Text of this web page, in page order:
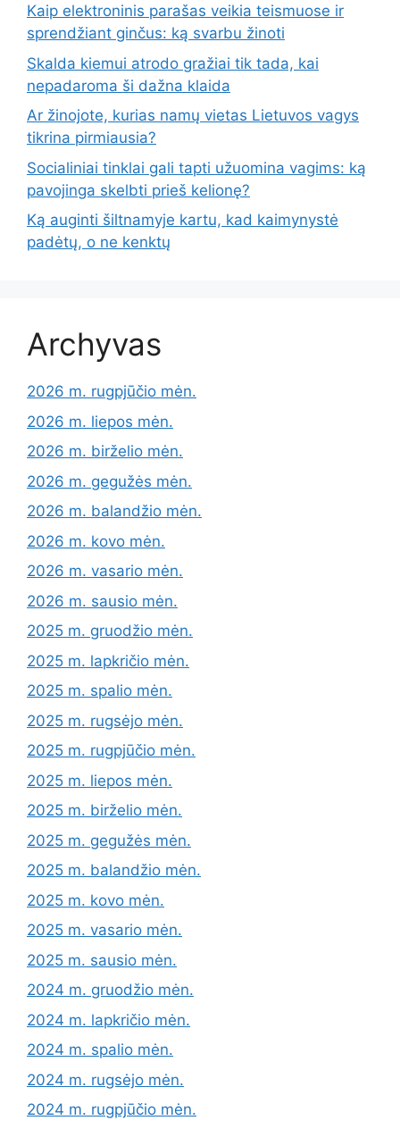
Kaip elektroninis parašas veikia teismuose ir
sprendžiant ginčus: ką svarbu žinoti
Skalda kiemui atrodo gražiai tik tada, kai
nepadaroma ši dažna klaida
Ar žinojote, kurias namų vietas Lietuvos vagys
tikrina pirmiausia?
Socialiniai tinklai gali tapti užuomina vagims: ką
pavojinga skelbti prieš kelionę?
Ką auginti šiltnamyje kartu, kad kaimynystė
padėtų, o ne kenktų
Archyvas
2026 m. rugpjūčio mėn.
2026 m. liepos mėn.
2026 m. birželio mėn.
2026 m. gegužės mėn.
2026 m. balandžio mėn.
2026 m. kovo mėn.
2026 m. vasario mėn.
2026 m. sausio mėn.
2025 m. gruodžio mėn.
2025 m. lapkričio mėn.
2025 m. spalio mėn.
2025 m. rugsėjo mėn.
2025 m. rugpjūčio mėn.
2025 m. liepos mėn.
2025 m. birželio mėn.
2025 m. gegužės mėn.
2025 m. balandžio mėn.
2025 m. kovo mėn.
2025 m. vasario mėn.
2025 m. sausio mėn.
2024 m. gruodžio mėn.
2024 m. lapkričio mėn.
2024 m. spalio mėn.
2024 m. rugsėjo mėn.
2024 m. rugpjūčio mėn.